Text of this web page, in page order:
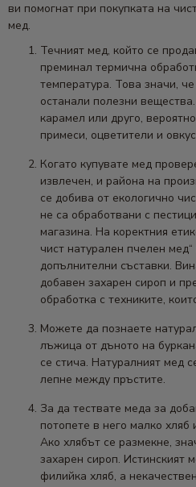
ви помогнат при покупката на
мед.
Течният мед, който се
преминал термична
температура. Това значи,
останали полезни
карамел или друго,
примеси, оцветители и
Когато купувате мед
извлечен, и района на
се добива от екологично
не са обработвани с
магазина. На коректния
чист натурален пчелен
допълнителни съставки.
добавен захарен сироп и
обработка с техниките,
Можете да познаете
лъжица от дъното на
се стича. Натуралният мед
лепне между пръстите.
За да тествате меда за
потопете в него малко хляб
Ако хлябът се размекне,
захарен сироп. Истинският
филийка хляб, а